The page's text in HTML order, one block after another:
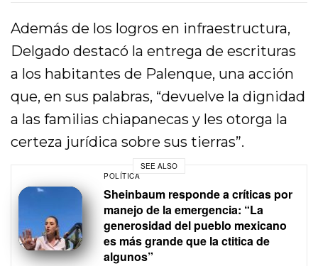
Además de los logros en infraestructura,
Delgado destacó la entrega de escrituras
a los habitantes de Palenque, una acción
que, en sus palabras, “devuelve la dignidad
a las familias chiapanecas y les otorga la
certeza jurídica sobre sus tierras”.
SEE ALSO
POLÍTICA
Sheinbaum responde a críticas por
manejo de la emergencia: “La
generosidad del pueblo mexicano
es más grande que la ctitica de
algunos”